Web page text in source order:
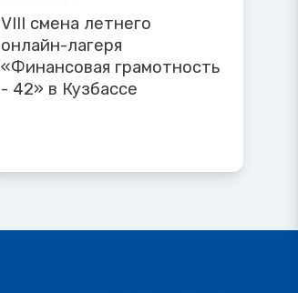
VIII смена летнего
онлайн-лагеря
«Финансовая грамотность
- 42» в Кузбассе